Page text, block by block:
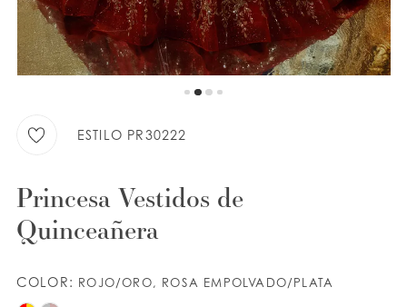
LISTA DE DESEOS
ESTILO PR30222
Princesa Vestidos de
Quinceañera
COLOR: ROJO/ORO, ROSA EMPOLVADO/PLATA